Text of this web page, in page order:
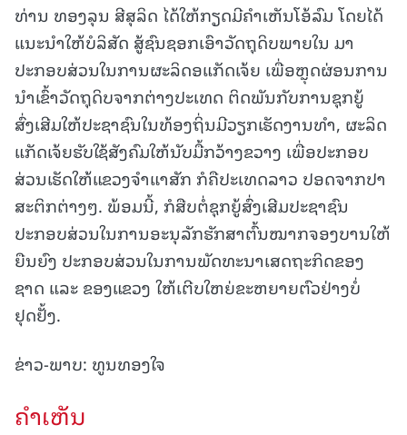
ທ່ານ ທອງລຸນ ສີສຸລິດ ໄດ້ໃຫ້ກຽດມີຄໍາເຫັນໂອ້ລົມ ໂດຍໄດ້
ແນະນໍາໃຫ້ບໍລິສັດ ສູ້ຊົນຊອກເອົາວັດຖຸດິບພາຍໃນ ມາ
ປະກອບສ່ວນໃນການຜະລິດອແກັດເຈ້ຍ ເພື່ອຫຼຸດຜ່ອນການ
ນໍາເຂົ້າວັດຖຸດິບຈາກຕ່າງປະເທດ ຕິດພັນກັບການຊຸກຍູ້
ສົ່ງເສີມໃຫ້ປະຊາຊົນໃນທ້ອງຖິ່ນມີວຽກເຮັດງານທໍາ, ຜະລິດ
ແກັດເຈ້ຍຮັບໃຊ້ສັງຄົມໃຫ້ນັບມື້ກວ້າງຂວາງ ເພື່ອປະກອບ
ສ່ວນເຮັດໃຫ້ແຂວງຈໍາແາສັກ ກໍຄືປະເທດລາວ ປອດຈາກປາ
ສະຕິກຕ່າງໆ. ພ້ອມນີ້, ກໍສືບຕໍ່ຊຸກຍູ້ສົ່ງເສີມປະຊາຊົນ
ປະກອບສ່ວນໃນການອະນຸລັກຮັກສາຕົ້ນໝາກຈອງບານໃຫ້
ຍືນຍົງ ປະກອບສ່ວນໃນການພັດທະນາເສດຖະກິດຂອງ
ຊາດ ແລະ ຂອງແຂວງ ໃຫ້ເຕີບໃຫຍ່ຂະຫຍາຍຕົວຢ່າງບໍ່
ຢຸດຢັ້ງ.
ຂ່າວ-ພາບ: ທູນທອງໃຈ
ຄໍາເຫັນ